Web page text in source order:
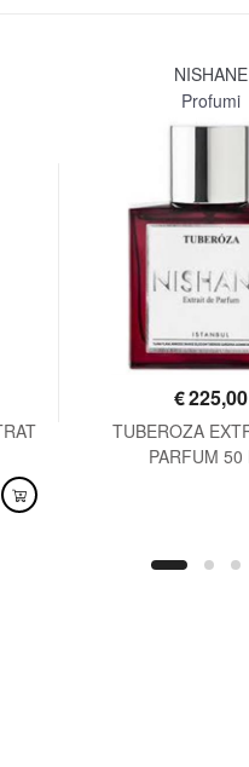
NISHANE
Profumi
€225,00
TUBEROZA
PARFUM 50